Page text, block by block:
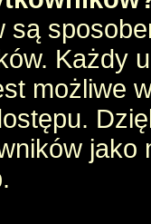
są
Każdy
możliwe